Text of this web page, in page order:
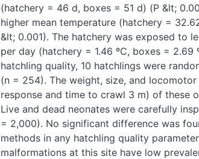
(hatchery = 46 d, boxes = 51 d) (P &lt;
higher mean temperature (hatchery =
&lt; 0.001). The hatchery was exposed to
per day (hatchery = 1.46 ºC, boxes = 2.69
hatchling quality, 10 hatchlings were
(n = 254). The weight, size, and
response and time to crawl 3 m) of these
Live and dead neonates were carefully
= 2,000). No significant difference was
methods in any hatchling quality
malformations at this site have low